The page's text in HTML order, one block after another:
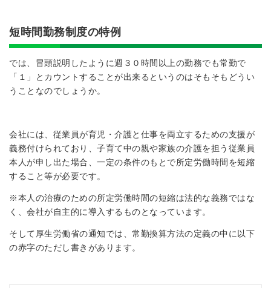
短時間勤務制度の特例
では、冒頭説明したように週３０時間以上の勤務でも常勤で
「１」とカウントすることが出来るというのはそもそもどうい
うことなのでしょうか。
会社には、従業員が育児・介護と仕事を両立するための支援が
義務付けられており、子育て中の親や家族の介護を担う従業員
本人が申し出た場合、一定の条件のもとで所定労働時間を短縮
すること等が必要です。
※本人の治療のための所定労働時間の短縮は法的な義務ではな
く、会社が自主的に導入するものとなっています。
そして厚生労働省の通知では、常勤換算方法の定義の中に以下
の赤字のただし書きがあります。